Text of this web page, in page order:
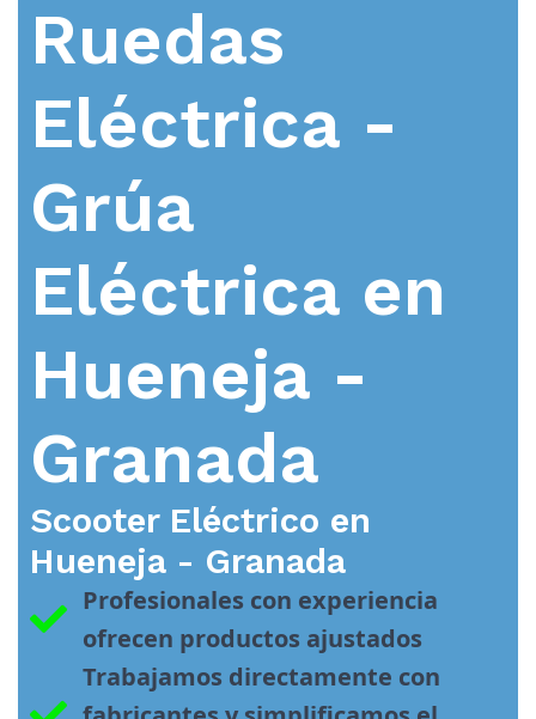
Ruedas
Eléctrica -
Grúa
Eléctrica en
Hueneja -
Granada
Scooter Eléctrico en
Hueneja - Granada
Profesionales con experiencia
ofrecen productos ajustados
Trabajamos directamente con